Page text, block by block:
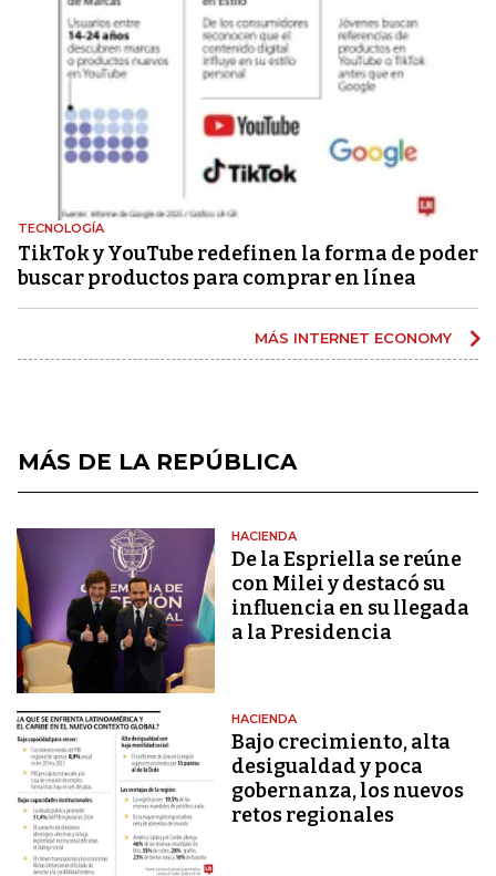
TECNOLOGÍA
TikTok y YouTube redefinen la forma de poder
buscar productos para comprar en línea
MÁS INTERNET ECONOMY
MÁS DE LA REPÚBLICA
HACIENDA
De la Espriella se reúne
con Milei y destacó su
influencia en su llegada
a la Presidencia
HACIENDA
Bajo crecimiento, alta
desigualdad y poca
gobernanza, los nuevos
retos regionales